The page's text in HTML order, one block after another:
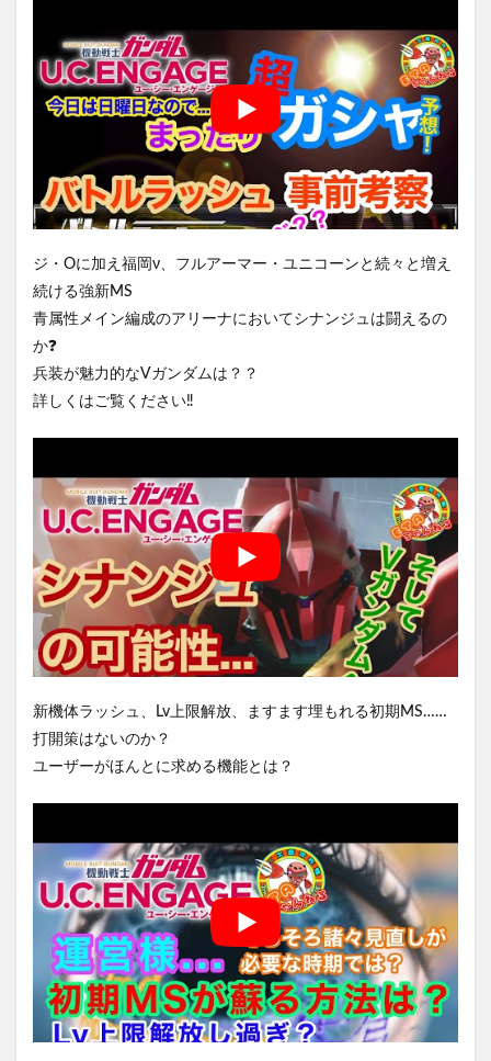
ジ・Oに加え福岡ν、フルアーマー・ユニコーンと続々と増え
続ける強新MS
青属性メイン編成のアリーナにおいてシナンジュは闘えるの
か❓
兵装が魅力的なVガンダムは？？
詳しくはご覧ください‼️
新機体ラッシュ、Lv上限解放、ますます埋もれる初期MS……
打開策はないのか？
ユーザーがほんとに求める機能とは？